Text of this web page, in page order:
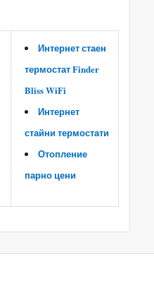
Интернет стаен
термостат Finder
Bliss WiFi
Интернет
стайни термостати
Отопление
парно цени